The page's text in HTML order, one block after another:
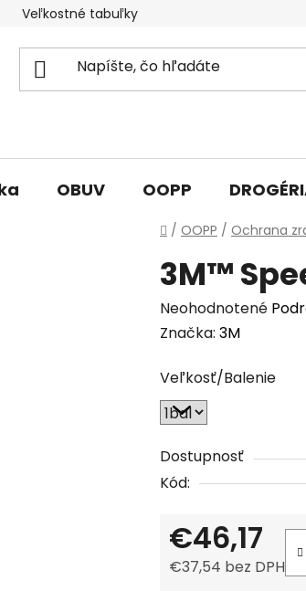
Veľkostné tabuľky
OBUV OOPP
Domov
/ OOPP / Ochrana
3M™
Priemerné
hodnotenie
je
0,0
z
5
hviezdičiek.
Neohodnotené
Značka: 3M
Veľkosť/Balenie
Dostupnosť
Kód:
€46,17
€37,54 bez DPH